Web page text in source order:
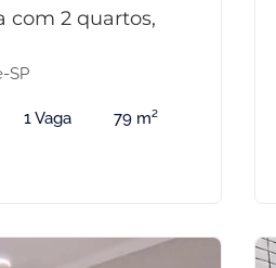
com 2 quartos,
SP
1 Vaga 79 m²